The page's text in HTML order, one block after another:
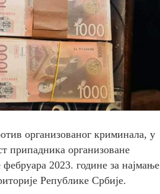
организованог криминала, у
припадника организоване
2023. године за најмање
Републике Србије.